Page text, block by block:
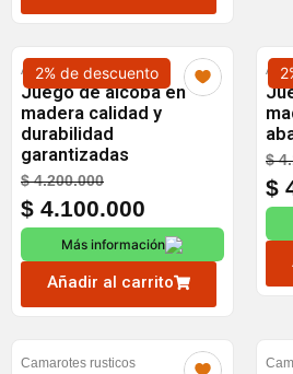
2% de descuento
Alcobas
Juego de alcoba en
madera calidad y
durabilidad
garantizadas
$4.200.000Original
price
was:
$ 4.200.000.
$ 4.100.000
is:
$ 4.100.000.
Más información
Añadir al carrito
$
$
Camarotes rusticos